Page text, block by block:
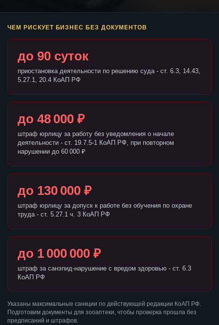
ЧЕМ РИСКУЕТ БИЗНЕС БЕЗ ДОКУМЕНТОВ
до 90 суток
приостановка деятельности по решению суда - ст. 6.3, 14.43,
5.27.1, 20.4 КоАП РФ
до 48 000 ₽
штраф юрлицу за работу без уведомления о начале
деятельности - ст. 19.7.5-1 КоАП РФ, при повторном
нарушении до 60 000 ₽
до 130 000 ₽
штраф юрлицу за допуск к работе без обучения по охране
труда - ст. 5.27.1 ч. 3 КоАП РФ
до 1 000 000 ₽
штраф за санэпид-нарушение с вредом здоровью - ст. 6.3
КоАП РФ
Указаны максимальные санкции по действующей редакции КоАП РФ.
Подготовим документы для зооаптеки, чтобы проверка прошла без
предписаний и штрафов.